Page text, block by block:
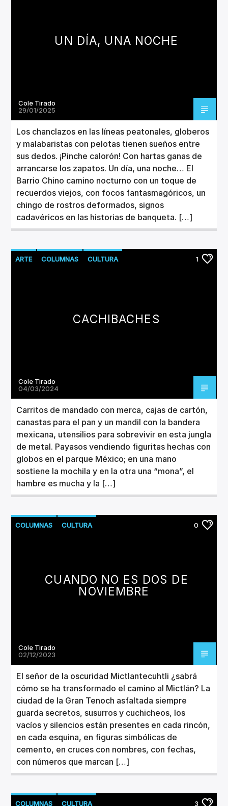
Invencible Radio
UN DÍA, UNA NOCHE
Cole Tirado
29/01/2025
Los chanclazos en las líneas peatonales, globeros
y malabaristas con pelotas tienen sueños entre
sus dedos. ¡Pinche calorón! Con hartas ganas de
arrancarse los zapatos. Un día, una noche… El
Barrio Chino camino nocturno con un toque de
recuerdos viejos, con focos fantasmagóricos, un
chingo de rostros deformados, signos
cadavéricos en las historias de banqueta. […]
ARTE COLUMNAS CULTURA 1
CACHIBACHES
Cole Tirado
04/03/2024
Carritos de mandado con merca, cajas de cartón,
canastas para el pan y un mandil con la bandera
mexicana, utensilios para sobrevivir en esta jungla
de metal. Payasos vendiendo figuritas hechas con
globos en el parque México; en una mano
sostiene la mochila y en la otra una “mona”, el
hambre es mucha y la […]
COLUMNAS CULTURA 0
CUANDO NO ES DOS DE
NOVIEMBRE
Cole Tirado
02/12/2023
El señor de la oscuridad Mictlantecuhtli ¿sabrá
cómo se ha transformado el camino al Mictlán? La
ciudad de la Gran Tenoch asfaltada siempre
guarda secretos, susurros y cuchicheos, los
vacíos y silencios están presentes en cada rincón,
en cada esquina, en figuras simbólicas de
cemento, en cruces con nombres, con fechas,
con números que marcan […]
COLUMNAS CULTURA 3